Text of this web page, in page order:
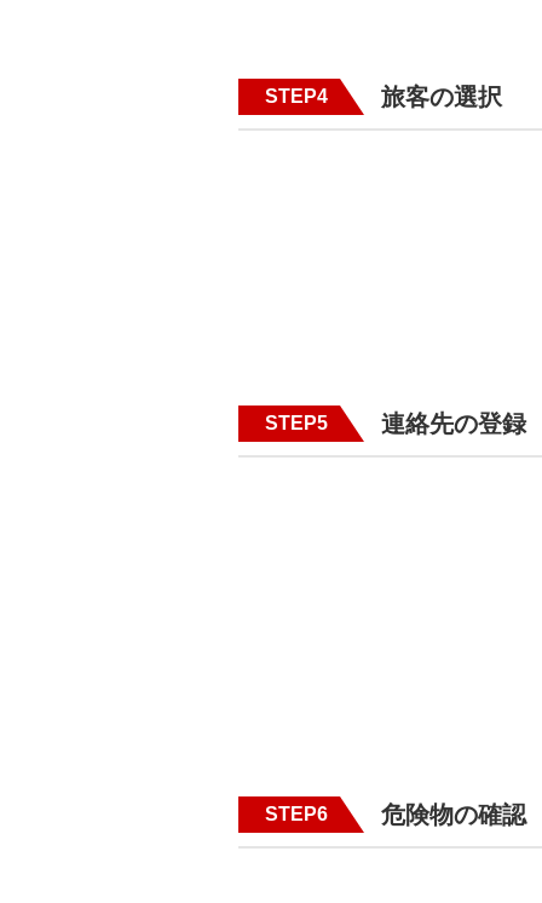
STEP4 旅客の選択
STEP5 連絡先の登録
STEP6 危険物の確認